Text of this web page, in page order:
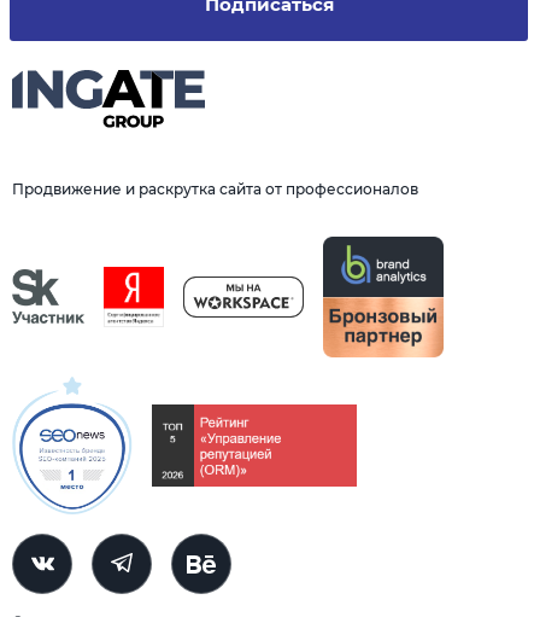
Продвижение и раскрутка сайта от профессионалов